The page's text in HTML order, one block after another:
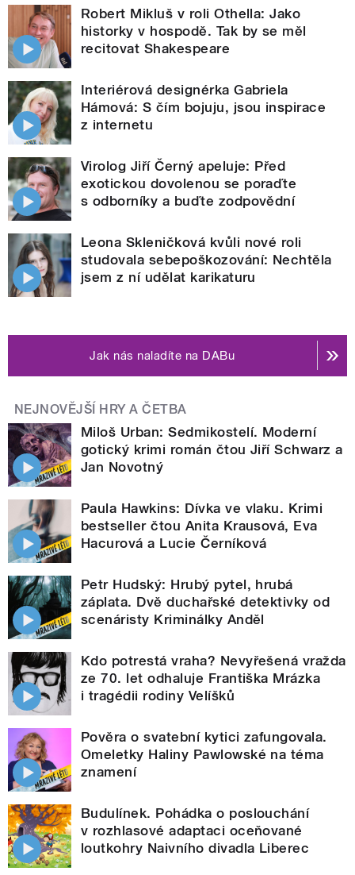
Robert Mikluš v roli Othella: Jako
historky v hospodě. Tak by se měl
recitovat Shakespeare
Interiérová designérka Gabriela
Hámová: S čím bojuju, jsou inspirace
z internetu
Virolog Jiří Černý apeluje: Před
exotickou dovolenou se poraďte
s odborníky a buďte zodpovědní
Leona Skleničková kvůli nové roli
studovala sebepoškozování: Nechtěla
jsem z ní udělat karikaturu
Jak nás naladíte na DABu
NEJNOVĚJŠÍ HRY A ČETBA
Miloš Urban: Sedmikostelí. Moderní
gotický krimi román čtou Jiří Schwarz a
Jan Novotný
Paula Hawkins: Dívka ve vlaku. Krimi
bestseller čtou Anita Krausová, Eva
Hacurová a Lucie Černíková
Petr Hudský: Hrubý pytel, hrubá
záplata. Dvě duchařské detektivky od
scenáristy Kriminálky Anděl
Kdo potrestá vraha? Nevyřešená vražda
ze 70. let odhaluje Františka Mrázka
i tragédii rodiny Velíšků
Pověra o svatební kytici zafungovala.
Omeletky Haliny Pawlowské na téma
znamení
Budulínek. Pohádka o poslouchání
v rozhlasové adaptaci oceňované
loutkohry Naivního divadla Liberec